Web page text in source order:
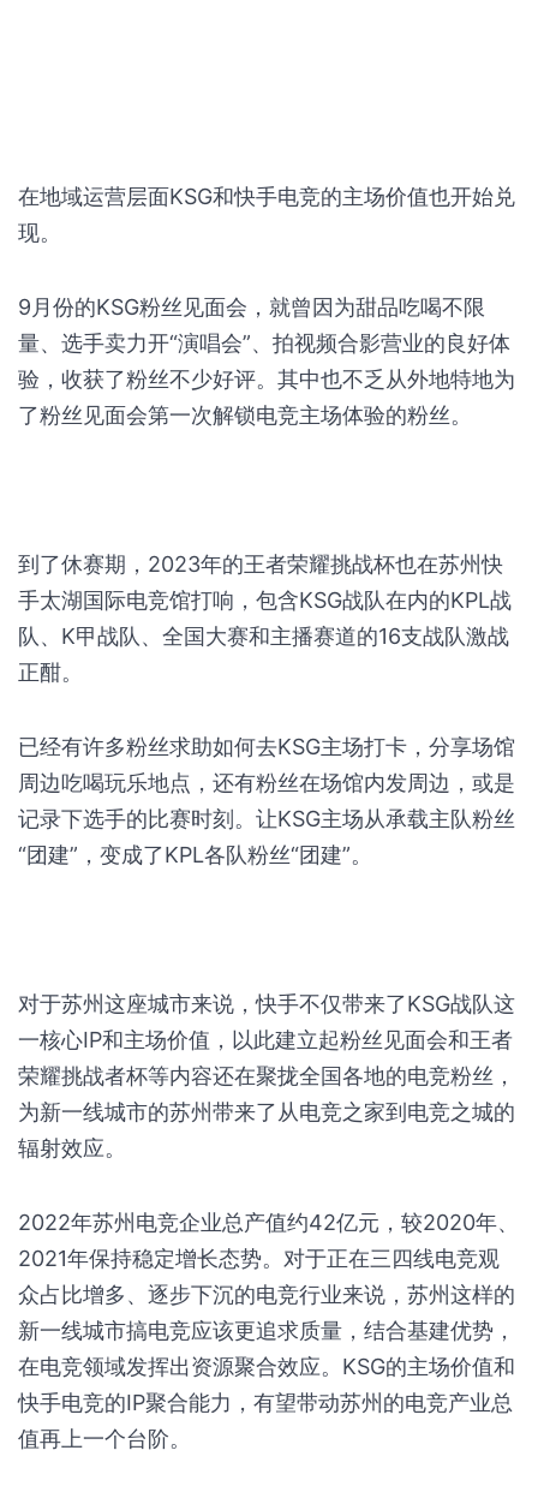
在地域运营层面KSG和快手电竞的主场价值也开始兑
现。
9月份的KSG粉丝见面会，就曾因为甜品吃喝不限
量、选手卖力开“演唱会”、拍视频合影营业的良好体
验，收获了粉丝不少好评。其中也不乏从外地特地为
了粉丝见面会第一次解锁电竞主场体验的粉丝。
到了休赛期，2023年的王者荣耀挑战杯也在苏州快
手太湖国际电竞馆打响，包含KSG战队在内的KPL战
队、K甲战队、全国大赛和主播赛道的16支战队激战
正酣。
已经有许多粉丝求助如何去KSG主场打卡，分享场馆
周边吃喝玩乐地点，还有粉丝在场馆内发周边，或是
记录下选手的比赛时刻。让KSG主场从承载主队粉丝
“团建”，变成了KPL各队粉丝“团建”。
对于苏州这座城市来说，快手不仅带来了KSG战队这
一核心IP和主场价值，以此建立起粉丝见面会和王者
荣耀挑战者杯等内容还在聚拢全国各地的电竞粉丝，
为新一线城市的苏州带来了从电竞之家到电竞之城的
辐射效应。
2022年苏州电竞企业总产值约42亿元，较2020年、
2021年保持稳定增长态势。对于正在三四线电竞观
众占比增多、逐步下沉的电竞行业来说，苏州这样的
新一线城市搞电竞应该更追求质量，结合基建优势，
在电竞领域发挥出资源聚合效应。KSG的主场价值和
快手电竞的IP聚合能力，有望带动苏州的电竞产业总
值再上一个台阶。